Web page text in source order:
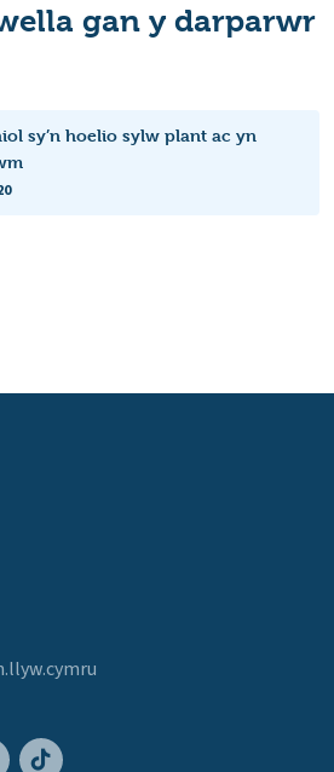
gan y darparwr
sy’n hoelio sylw plant ac yn